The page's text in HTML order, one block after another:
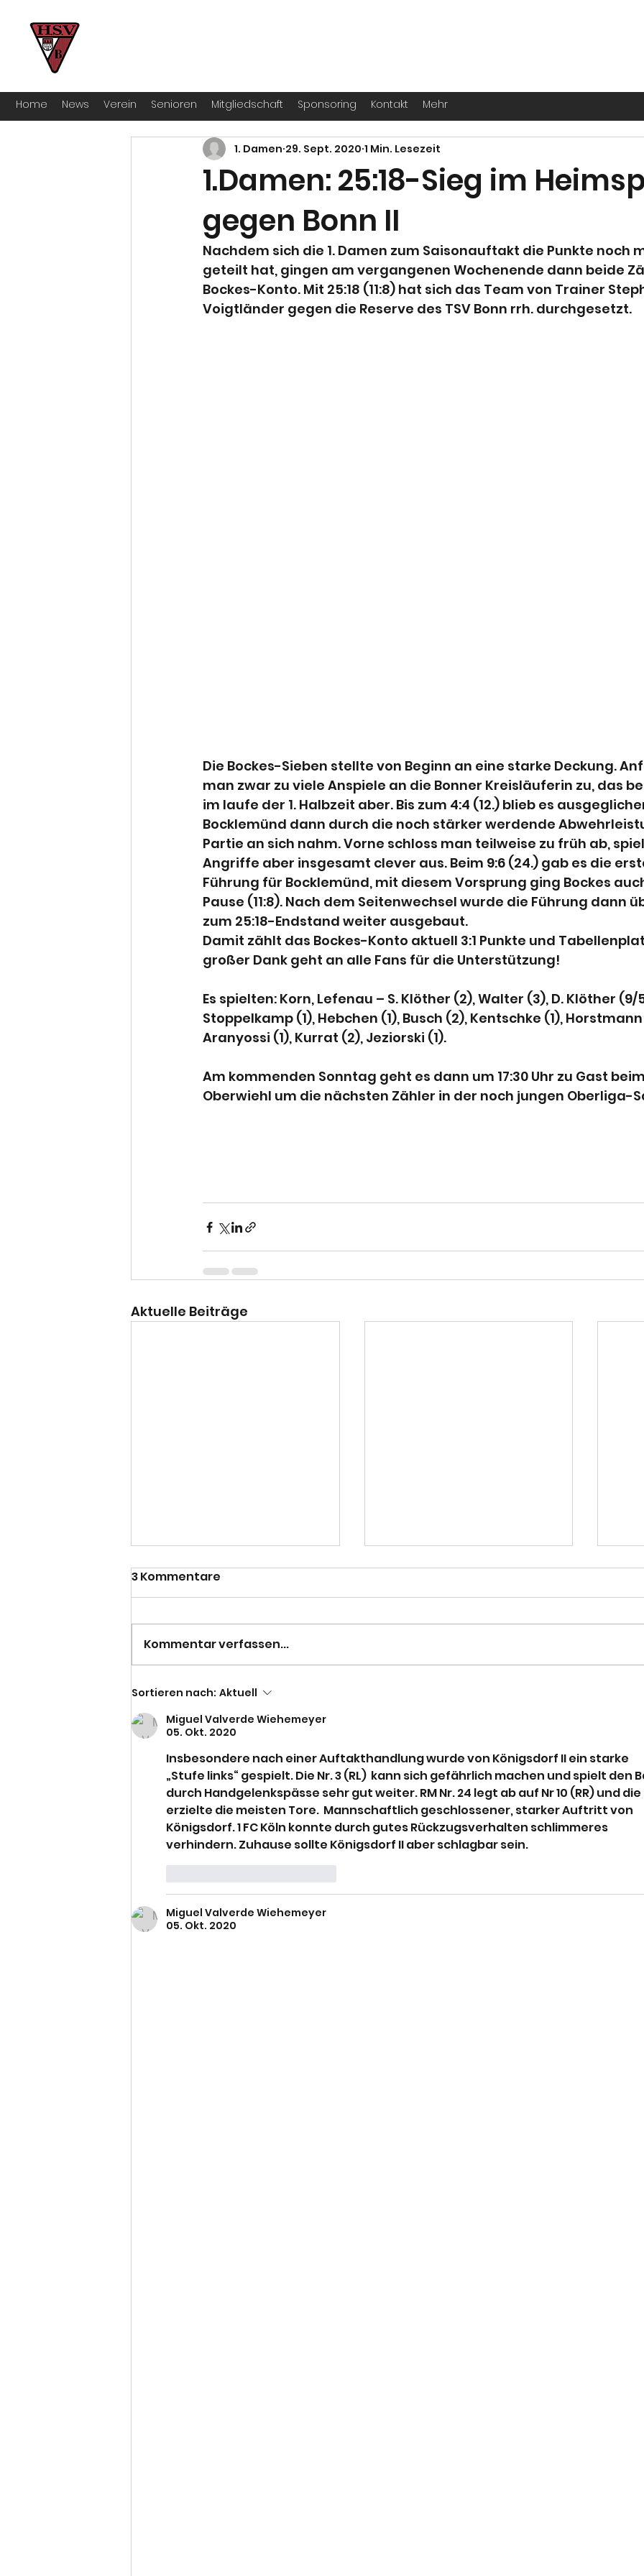
Home News Verein Senioren Mitgliedschaft Sponsoring Kontakt Mehr
1.Damen: 25:18-Sieg im
gegen Bonn II
1. Damen 29. Sept. 2020 1 Min. Lesezeit
Nachdem sich die 1. Damen zum Saisonauftakt die Punkte noch
geteilt hat, gingen am vergangenen Wochenende dann beide
Bockes-Konto. Mit 25:18 (11:8) hat sich das Team von Trainer
Voigtländer gegen die Reserve des TSV Bonn rrh. durchgesetzt.
Die Bockes-Sieben stellte von Beginn an eine starke Deckung.
man zwar zu viele Anspiele an die Bonner Kreisläuferin zu, das
im laufe der 1. Halbzeit aber. Bis zum 4:4 (12.) blieb es
Bocklemünd dann durch die noch stärker werdende
Partie an sich nahm. Vorne schloss man teilweise zu früh ab,
Angriffe aber insgesamt clever aus. Beim 9:6 (24.) gab es die
Führung für Bocklemünd, mit diesem Vorsprung ging Bockes
Pause (11:8). Nach dem Seitenwechsel wurde die Führung dann
zum 25:18-Endstand weiter ausgebaut.
Damit zählt das Bockes-Konto aktuell 3:1 Punkte und
großer Dank geht an alle Fans für die Unterstützung!
Es spielten: Korn, Lefenau – S. Klöther (2), Walter (3), D. Klöther (9/
Stoppelkamp (1), Hebchen (1), Busch (2), Kentschke (1), Horstmann
Aranyossi (1), Kurrat (2), Jeziorski (1).
Am kommenden Sonntag geht es dann um 17:30 Uhr zu Gast
Oberwiehl um die nächsten Zähler in der noch jungen Oberliga-
Aktuelle Beiträge
3 Kommentare
Kommentar verfassen...
Sortieren nach: Aktuell
Miguel Valverde Wiehemeyer
05. Okt. 2020
Insbesondere nach einer Auftakthandlung wurde von Königsdorf II ein starke
„Stufe links“ gespielt. Die Nr. 3 (RL)  kann sich gefährlich machen und spielt den
durch Handgelenkspässe sehr gut weiter. RM Nr. 24 legt ab auf Nr 10 (RR) und die
erzielte die meisten Tore.  Mannschaftlich geschlossener, starker Auftritt von
Königsdorf. 1 FC Köln konnte durch gutes Rückzugsverhalten schlimmeres
verhindern. Zuhause sollte Königsdorf II aber schlagbar sein.
Miguel Valverde Wiehemeyer
05. Okt. 2020